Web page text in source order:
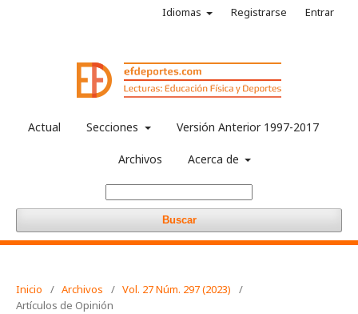
Actual Secciones Versión Anterior 1997-2017
Archivos Acerca de
Buscar
Idiomas Registrarse Entrar
Inicio / Archivos / Vol. 27 Núm. 297 (2023)
/
Artículos de Opinión